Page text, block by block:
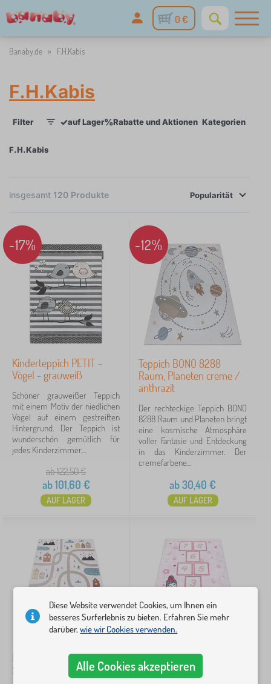
0 €
Banaby.de » F.H.Kabis
F.H.Kabis
Filter ✓auf Lager%Rabatte und Aktionen Kategorien
FILTER ×
Kategorien
›
K
i
n
d
e
r
m
ö
b
e
>
K
n
d
r
t
e
120
Preis
199 €
Verfügbarkeit
Angebotsart
Marken
F.H.Kabis
120
Kocot Kids
45
Jerry Fabrics
Babai
PASTELOWE LOVE®
F.H.Kabis
insgesamt 120 Produkte
Popularität
-17%
Kinderteppich PETIT -
Vögel - grauweiß
Schöner grauweißer Teppich
mit einem Motiv der niedlichen
Vögel auf einem gestreiften
Hintergrund. Der Teppich ist
wunderschön gemütlich für
jedes Kinderzimmer,...
ab 122,50€
ab101,60 €
AUF LAGER
-12%
Teppich BONO 8288
Raum, Planeten creme /
anthrazit
Der rechteckige Teppich BONO
8288 Raum und Planeten bringt
eine kosmische Atmosphäre
voller Fantasie und Entdeckung
in das Kinderzimmer. Der
cremefarbene...
ab30,40 €
AUF LAGER
Kinderteppich FUN Polar,
Straßen, Wald, Creme
JUNIOR 51828.802
Waschmatte Hüpfer,
Diese Website verwendet Cookies, um Ihnen ein
besseres Surferlebnis zu bieten. Erfahren Sie mehr
darüber,wie wir Cookies verwenden.
Alle Cookies akzeptieren